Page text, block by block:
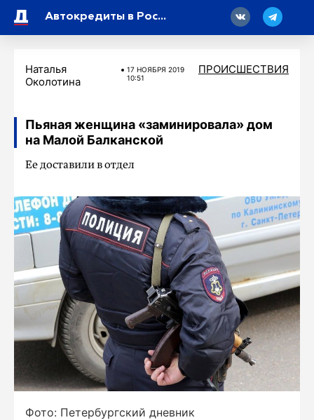
Автокредиты в России впервые с начала года ушли «в минус»
Наталья
Околотина
17 НОЯБРЯ 2019
10:51
ПРОИСШЕСТВИЯ
Пьяная женщина «заминировала» дом
на Малой Балканской
Ее доставили в отдел
Фото: Петербургский дневник